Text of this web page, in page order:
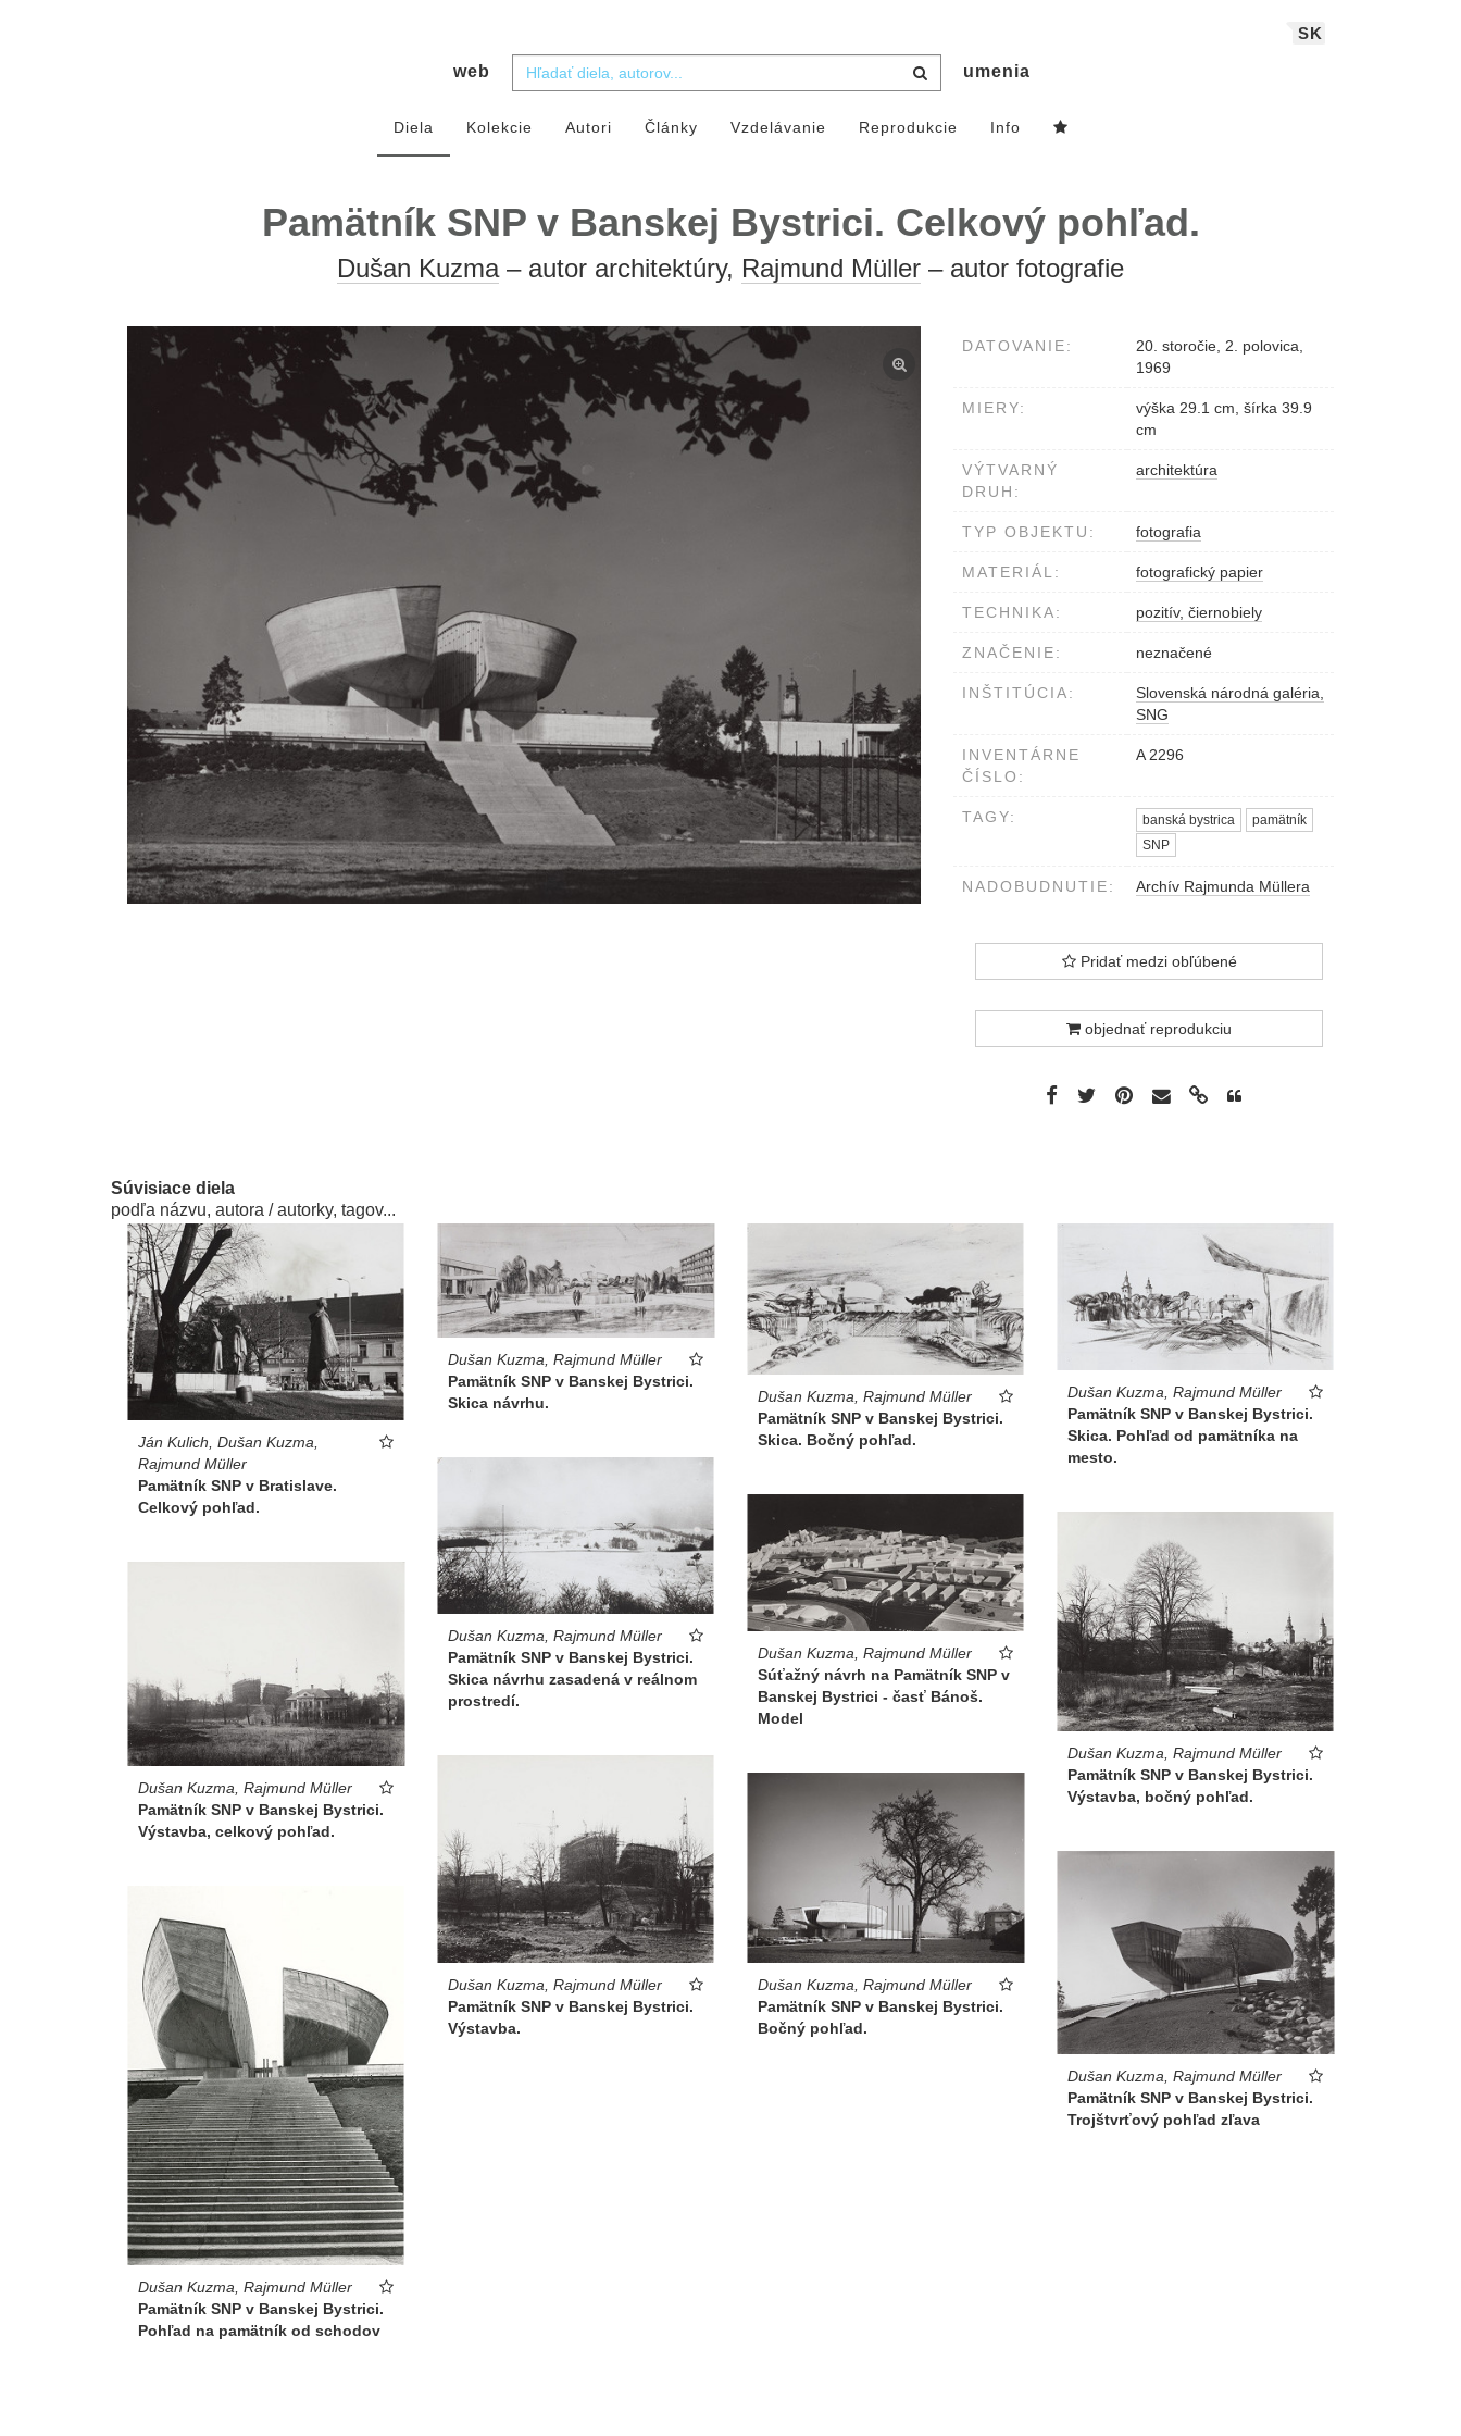
SK
web umenia
Diela Kolekcie Autori Články Vzdelávanie Reprodukcie Info
Pamätník SNP v Banskej Bystrici. Celkový pohľad.
Dušan Kuzma– autor architektúry, Rajmund Müller – autor fotografie
DATOVANIE:
20. storočie, 2. polovica,
1969
MIERY:
výška 29.1 cm, šírka 39.9
cm
VÝTVARNÝ
DRUH:
architektúra
TYP OBJEKTU: fotografia
MATERIÁL: fotografický papier
TECHNIKA: pozitív, čiernobiely
ZNAČENIE: neznačené
INŠTITÚCIA:
Slovenská národná galéria,
SNG
INVENTÁRNE
ČÍSLO:
A 2296
TAGY: banská bystrica
pamätník
SNP
NADOBUDNUTIE: Archív Rajmunda Müllera
Pridať medzi obľúbené
objednať reprodukciu
Súvisiace diela
podľa názvu, autora / autorky, tagov...
Ján Kulich, Dušan Kuzma,
Rajmund Müller
Pamätník SNP v Bratislave.
Celkový pohľad.
Dušan Kuzma, Rajmund Müller
Pamätník SNP v Banskej Bystrici.
Skica návrhu.
Dušan Kuzma, Rajmund Müller
Pamätník SNP v Banskej Bystrici.
Skica. Bočný pohľad.
Dušan Kuzma, Rajmund Müller
Pamätník SNP v Banskej Bystrici.
Skica. Pohľad od pamätníka na
mesto.
Dušan Kuzma, Rajmund Müller
Pamätník SNP v Banskej Bystrici.
Skica návrhu zasadená v reálnom
prostredí.
Dušan Kuzma, Rajmund Müller
Súťažný návrh na Pamätník SNP v
Banskej Bystrici - časť Bánoš.
Model
Dušan Kuzma, Rajmund Müller
Pamätník SNP v Banskej Bystrici.
Výstavba, bočný pohľad.
Dušan Kuzma, Rajmund Müller
Pamätník SNP v Banskej Bystrici.
Výstavba, celkový pohľad.
Dušan Kuzma, Rajmund Müller
Pamätník SNP v Banskej Bystrici.
Výstavba.
Dušan Kuzma, Rajmund Müller
Pamätník SNP v Banskej Bystrici.
Bočný pohľad.
Dušan Kuzma, Rajmund Müller
Pamätník SNP v Banskej Bystrici.
Trojštvrťový pohľad zľava
Dušan Kuzma, Rajmund Müller
Pamätník SNP v Banskej Bystrici.
Pohľad na pamätník od schodov